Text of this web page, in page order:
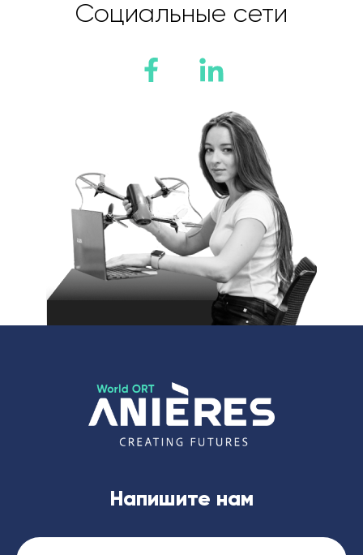
Социальные сети
Напишите нам